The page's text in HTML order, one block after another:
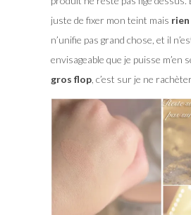
juste de fixer mon teint mais rien
n’unifie pas grand chose, et il
envisageable que je puisse m’en
gros flop, c’est sur je ne